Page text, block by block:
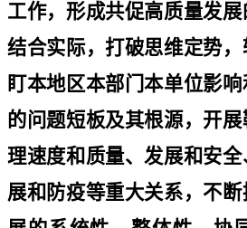
工作，形成共促高质量发
结合实际，打破思维定势
盯本地区本部门本单位影
的问题短板及其根源，开
理速度和质量、发展和安
展和防疫等重大关系，不